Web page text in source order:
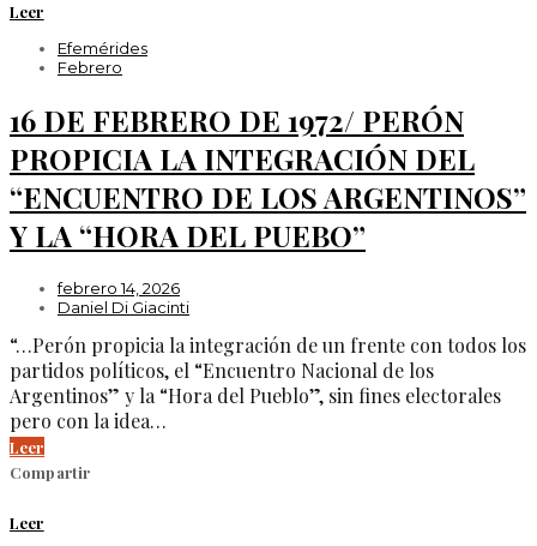
Leer
Efemérides
Febrero
16 DE FEBRERO DE 1972/ PERÓN
PROPICIA LA INTEGRACIÓN DEL
“ENCUENTRO DE LOS ARGENTINOS”
Y LA “HORA DEL PUEBO”
febrero 14, 2026
Daniel Di Giacinti
“…Perón propicia la integración de un frente con todos los
partidos políticos, el “Encuentro Nacional de los
Argentinos” y la “Hora del Pueblo”, sin fines electorales
pero con la idea…
Leer
Compartir
Leer